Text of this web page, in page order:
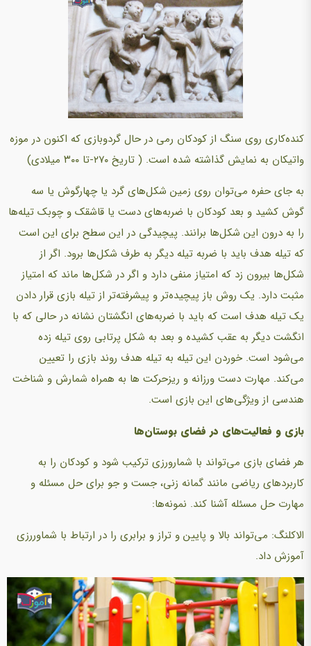
کنده‌کاری روی سنگ از کودکان رمی در حال گردوبازی که اکنون در موزه
واتیکان به نمایش گذاشته شده است. ( تاریخ ۲۷۰-تا ۳۰۰ میلادی‌)
به جای حفره می‌توان روی زمین شکل‌های گرد یا چهارگوش یا سه
گوش کشید و بعد کودکان با ضربه‌های دست یا قاشقک و چوبک تیله‌ها
را به درون این شکل‌ها برانند. پیچیدگی در این سطح برای این است
که تیله هدف باید با ضربه تیله دیگر به طرف شکل‌ها برود. اگر از
شکل‌ها بیرون زد که امتیاز منفی دارد و اگر در شکل‌ها ماند که امتیاز
مثبت دارد. یک روش باز پیچیده‌تر و پیشرفته‌تر از تیله بازی قرار دادن
یک تیله هدف است که باید با ضربه‌های انگشتان نشانه در حالی که با
انگشت دیگر به عقب کشیده و بعد به شکل پرتابی روی تیله زده
می‌شود است. خوردن این تیله به تیله هدف روند بازی را تعیین
می‌کند. مهارت دست ورزانه و ریزحرکت ها به همراه شمارش و شناخت
هندسی از ویژگی‌های این بازی است.
بازی و فعالیت‌های در فضای بوستان‌ها
هر فضای بازی می‌تواند با شمارورزی ترکیب شود و کودکان را به
کاربردهای ریاضی مانند گمانه زنی، جست و جو برای حل مسئله و
مهارت حل مسئله آشنا کند. نمونه‌ها:
الاکلنگ:‌ می‌تواند بالا و پایین و تراز و برابری را در ارتباط با شماوررزی
آموزش داد.